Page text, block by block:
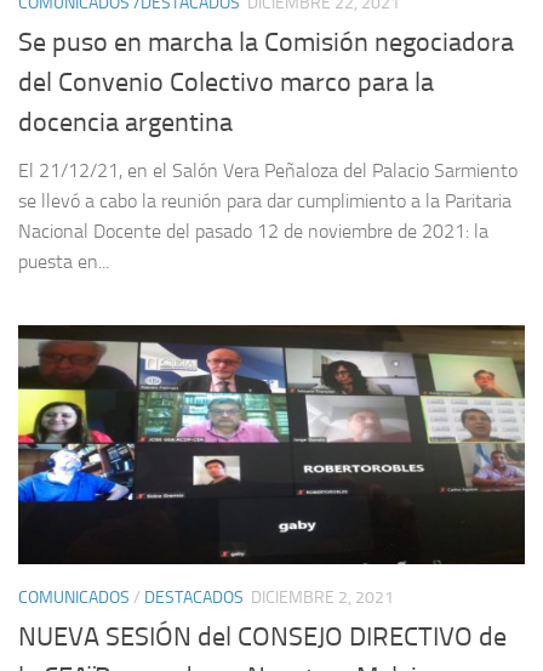
Se puso en marcha la Comisión negociadora
del Convenio Colectivo marco para la
docencia argentina
El 21/12/21, en el Salón Vera Peñaloza del Palacio Sarmiento
se llevó a cabo la reunión para dar cumplimiento a la Paritaria
Nacional Docente del pasado 12 de noviembre de 2021: la
puesta en...
COMUNICADOS / DESTACADOS DICIEMBRE 2, 2021
NUEVA SESIÓN del CONSEJO DIRECTIVO de